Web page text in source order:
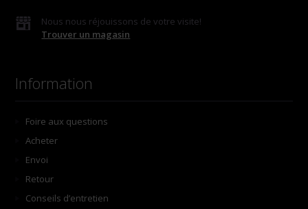
Nous nous réjouissons de votre visite!
Trouver un magasin
Information
Foire aux questions
Acheter
Envoi
Retour
Conseils d’entretien